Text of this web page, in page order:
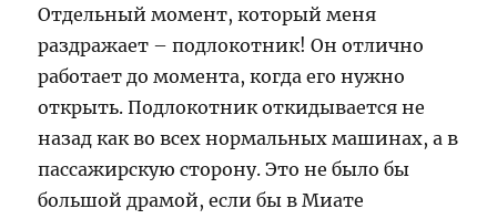
Отдельный момент, который меня
раздражает – подлокотник! Он отлично
работает до момента, когда его нужно
открыть. Подлокотник откидывается не
назад как во всех нормальных машинах, а в
пассажирскую сторону. Это не было бы
большой драмой, если бы в Миате